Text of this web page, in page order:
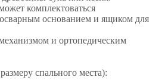
комплектоваться
основанием и ящиком для
и ортопедическим
спального места):